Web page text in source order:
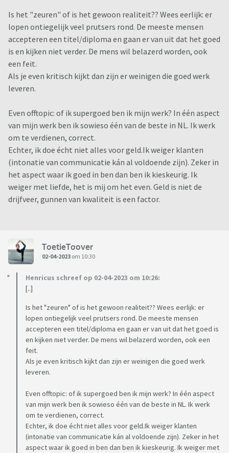
Is het "zeuren" of is het gewoon realiteit?? Wees eerlijk: er
lopen ontiegelijk veel prutsers rond. De meeste mensen
accepteren een titel/diploma en gaan er van uit dat het goed
is en kijken niet verder. De mens wil belazerd worden, ook
een feit.
Als je even kritisch kijkt dan zijn er weinigen die goed werk
leveren.
Even offtopic: of ik supergoed ben ik mijn werk? In één aspect
van mijn werk ben ik sowieso één van de beste in NL. Ik werk
om te verdienen, correct.
Echter, ik doe écht niet alles voor geld.Ik weiger klanten
(intonatie van communicatie kán al voldoende zijn). Zeker in
het aspect waar ik goed in ben dan ben ik kieskeurig. Ik
weiger met liefde, het is mij om het even. Geld is niet de
drijfveer, gunnen van kwaliteit is een factor.
ToetieToover
02-04-2023 om 10:30
Henricus schreef op 02-04-2023 om 10:26:
[..]
Is het "zeuren" of is het gewoon realiteit?? Wees eerlijk: er
lopen ontiegelijk veel prutsers rond. De meeste mensen
accepteren een titel/diploma en gaan er van uit dat het goed is
en kijken niet verder. De mens wil belazerd worden, ook een
feit.
Als je even kritisch kijkt dan zijn er weinigen die goed werk
leveren.
Even offtopic: of ik supergoed ben ik mijn werk? In één aspect
van mijn werk ben ik sowieso één van de beste in NL. Ik werk
om te verdienen, correct.
Echter, ik doe écht niet alles voor geld.Ik weiger klanten
(intonatie van communicatie kán al voldoende zijn). Zeker in het
aspect waar ik goed in ben dan ben ik kieskeurig. Ik weiger met